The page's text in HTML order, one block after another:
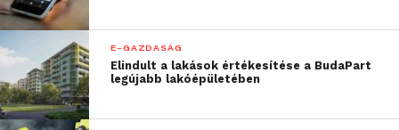
E-GAZDASÁG
Elindult a lakások értékesítése a BudaPart
legújabb lakóépületében